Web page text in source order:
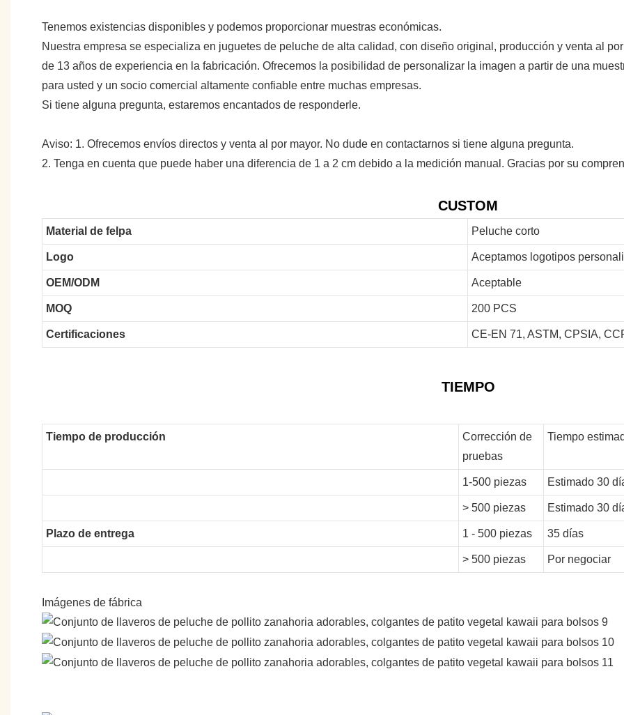
Tenemos existencias disponibles y podemos proporcionar muestras económicas.
Nuestra empresa se especializa en juguetes de peluche de alta calidad, con diseño original, producción y venta al
de 13 años de experiencia en la fabricación. Ofrecemos la posibilidad de personalizar la imagen a partir de una
para usted y un socio comercial altamente confiable entre muchas empresas.
Si tiene alguna pregunta, estaremos encantados de responderle.
Aviso: 1. Ofrecemos envíos directos y venta al por mayor. No dude en contactarnos si tiene alguna pregunta.
2. Tenga en cuenta que puede haber una diferencia de 1 a 2 cm debido a la medición manual. Gracias por su
CUSTOM
Material de felpa Peluche corto
Logo Aceptamos logotipos
OEM/ODM Aceptable
MOQ 200 PCS
Certificaciones CE-EN 71, ASTM, CPSIA,
TIEMPO
Tiempo de producción
Corrección de
pruebas
Tiempo
1-500 piezas Estimado 30
> 500 piezas Estimado 30
Plazo de entrega 1 - 500 piezas 35 días
> 500 piezas Por negociar
Imágenes de fábrica